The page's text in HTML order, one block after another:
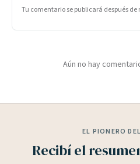
Tu comentario se publicará después
Aún no hay
EL PIONERO
Recibí el